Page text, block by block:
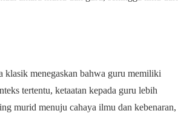
klasik menegaskan bahwa guru memiliki
tertentu, ketaatan kepada guru lebih
murid menuju cahaya ilmu dan kebenaran,